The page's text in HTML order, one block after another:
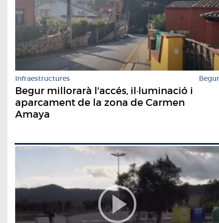
Infraestructures Begur
Begur millorarà l'accés, il·luminació i
aparcament de la zona de Carmen
Amaya